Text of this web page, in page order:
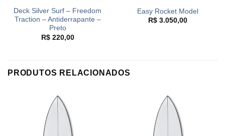
Deck Silver Surf – Freedom
Traction – Antiderrapante –
Preto
R$220,00
Easy Rocket Model
R$3.050,00
PRODUTOS RELACIONADOS